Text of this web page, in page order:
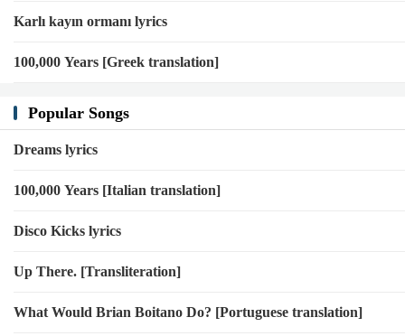
Karlı kayın ormanı lyrics
100,000 Years [Greek translation]
Popular Songs
Dreams lyrics
100,000 Years [Italian translation]
Disco Kicks lyrics
Up There. [Transliteration]
What Would Brian Boitano Do? [Portuguese translation]